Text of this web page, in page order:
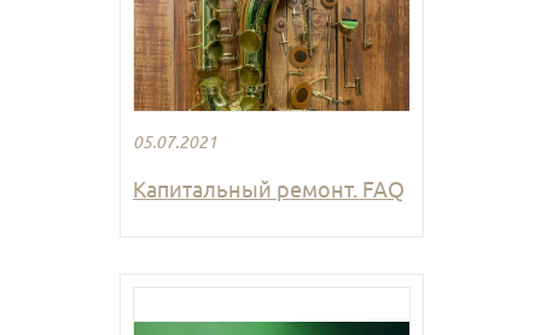
05.07.2021
Капитальный ремонт. FAQ